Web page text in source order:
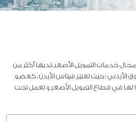
خدمات التمويل الأصغر ،لديها أكثر من
الأردني ؛ حيث تعتبر فيتاس الأردن ، كعضو
لها في قطاع التمويل الأصغر و تعمل تحت